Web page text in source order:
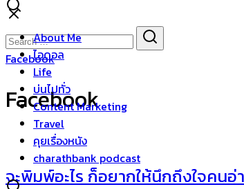
Skip
content
About Me
ไอดอล
Life
บ่นไปทั่ว
Content Marketing
Travel
คุยเรื่องหนัง
charathbank podcast
Search
for:
Facebook
Facebook
จะพิมพ์อะไร ก็อยากให้นึกถึงใจคน